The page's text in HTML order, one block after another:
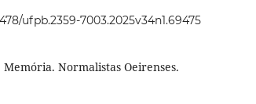
ufpb.2359-7003.2025v34n1.69475
Normalistas Oeirenses.